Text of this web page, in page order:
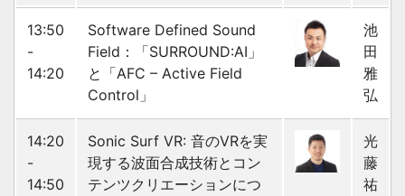
13:50
-
14:20
Software Defined Sound
Field：「SURROUND:AI」
と「AFC – Active Field
Control」
池
田
雅
弘
14:20
-
14:50
Sonic Surf VR: 音のVRを実
現する波面合成技術とコン
テンツクリエーションにつ
光
藤
祐